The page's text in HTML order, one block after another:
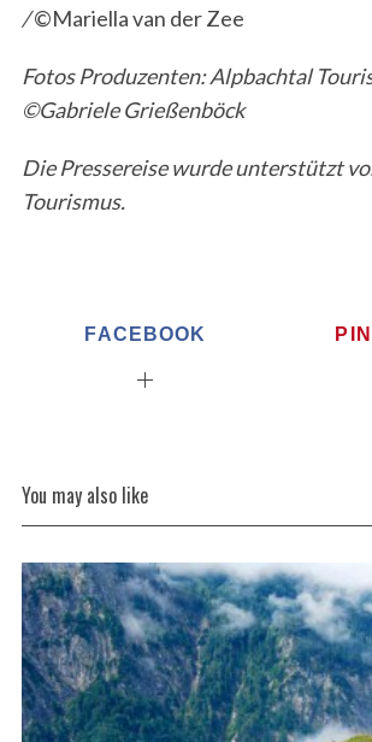
/©Mariella van der Zee
Fotos Produzenten: Alpbachtal
©Gabriele Grießenböck
Die Pressereise wurde unterstützt
Tourismus.
FACEBOOK
You may also like